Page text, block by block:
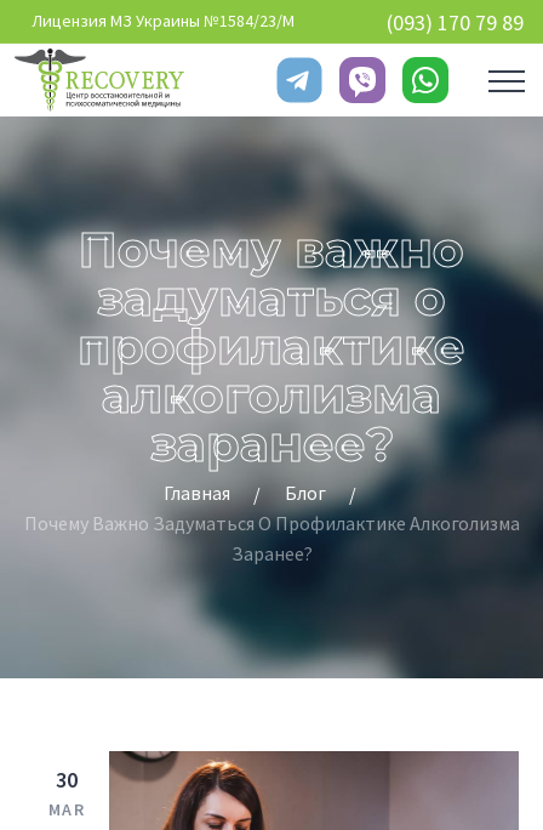
Перейти к основному содержанию
Лицензия МЗ Украины №1584/23/М (093) 170 79 89
Почему важно
задуматься о
профилактике
алкоголизма
заранее?
Главная
Блог
Почему Важно Задуматься О Профилактике Алкоголизма
Заранее?
30
MAR